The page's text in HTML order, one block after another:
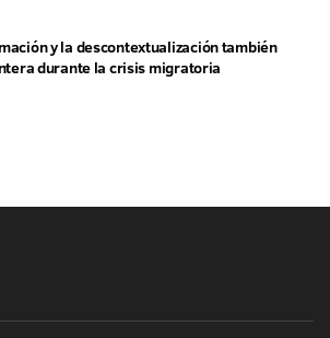
y la descontextualización también
durante la crisis migratoria